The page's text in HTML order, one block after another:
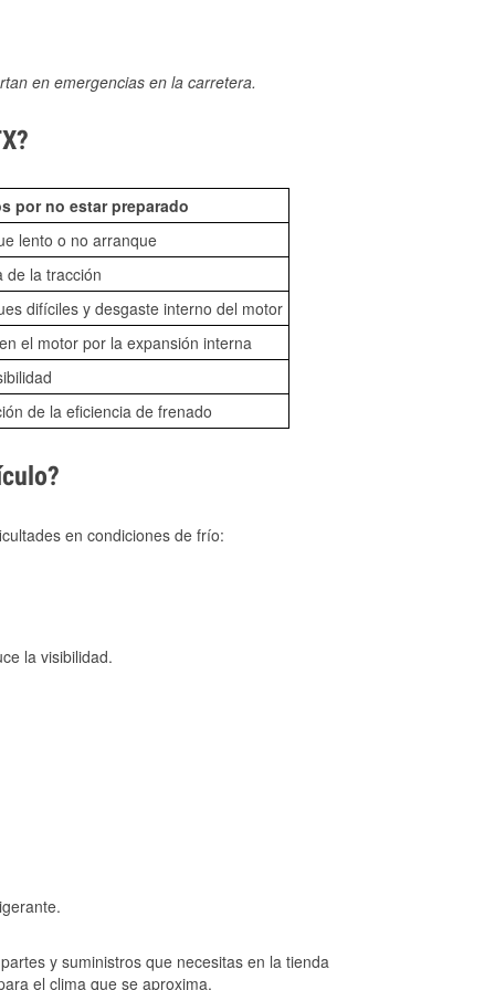
en emergencias en la carretera.
por no estar preparado
lento o no arranque
de la tracción
difíciles y desgaste interno del motor
el motor por la expansión interna
de la eficiencia de frenado
en condiciones de frío:
la visibilidad.
y suministros que necesitas en la tienda
el clima que se aproxima.